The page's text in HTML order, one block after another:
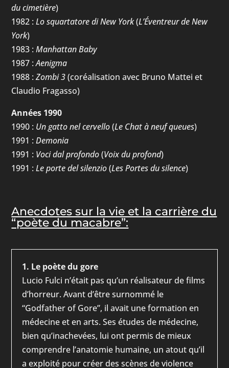
du cimetière)
1982 :Lo squartatore di New York(L’Éventreur de New
York)
1983 :Manhattan Baby
1987 :Aenigma
1988 :Zombi 3(coréalisation avec Bruno Mattei et
Claudio Fragasso)
Années 1990
1990 : Un gatto nel cervello(Le Chat à neuf queues)
1991 :Demonia
1991 : Voci dal profondo(Voix du profond)
1991 :Le porte del silenzio(Les Portes du silence)
Anecdotes sur la vie et la carrière du
“poète du macabre”:
1. Le poète du gore
Lucio Fulci n’était pas qu’un réalisateur de films
d’horreur. Avant d’être surnommé le
“Godfather of Gore”, il avait une formation en
médecine et en arts. Ses études de médecine,
bien qu’inachevées, lui ont permis de mieux
comprendre l’anatomie humaine, un atout qu’il
a exploité pour créer des scènes de violence